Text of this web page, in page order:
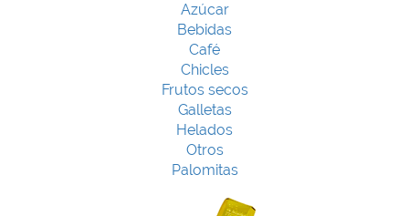
Azúcar
Bebidas
Café
Chicles
Frutos secos
Galletas
Helados
Otros
Palomitas